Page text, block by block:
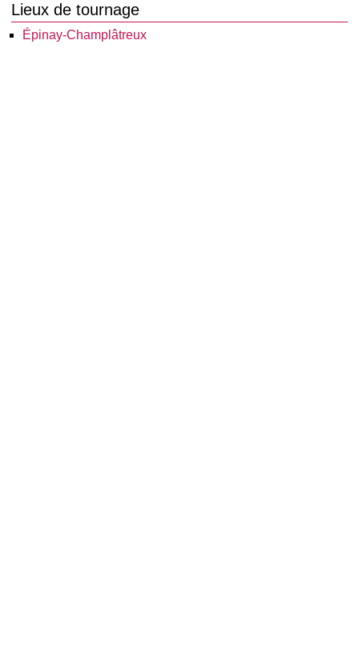
Lieux de tournage
Épinay-Champlâtreux